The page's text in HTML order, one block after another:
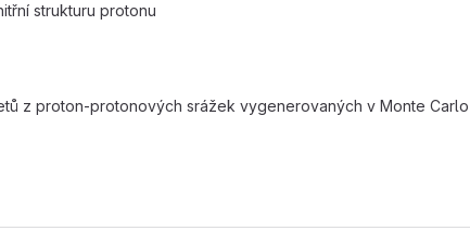
strukturu protonu
z proton-protonových srážek vygenerovaných v Monte